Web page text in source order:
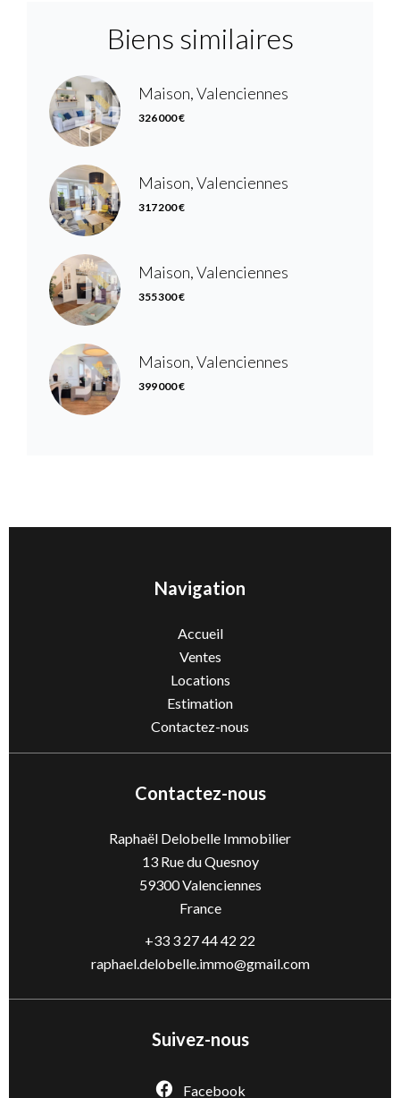
Biens similaires
Maison, Valenciennes
326 000 €
Maison, Valenciennes
317 200 €
Maison, Valenciennes
355 300 €
Maison, Valenciennes
399 000 €
Navigation
Accueil
Ventes
Locations
Estimation
Contactez-nous
Contactez-nous
Raphaël Delobelle Immobilier
13 Rue du Quesnoy
59300Valenciennes
France
+33 3 27 44 42 22
raphael.delobelle.immo@gmail.com
Suivez-nous
Facebook